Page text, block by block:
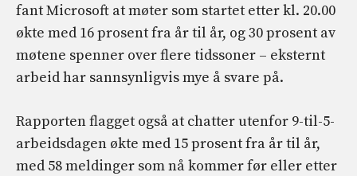
fant Microsoft at møter som startet etter kl. 20.00
økte med 16 prosent fra år til år, og 30 prosent av
møtene spenner over flere tidssoner – eksternt
arbeid har sannsynligvis mye å svare på.
Rapporten flagget også at chatter utenfor 9-til-5-
arbeidsdagen økte med 15 prosent fra år til år,
med 58 meldinger som nå kommer før eller etter